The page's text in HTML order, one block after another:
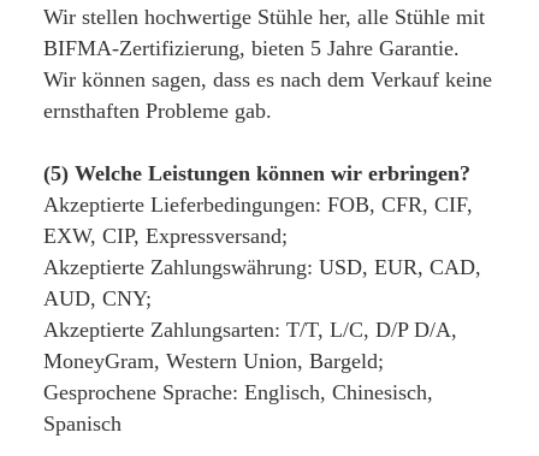
Wir stellen hochwertige Stühle her, alle Stühle mit
BIFMA-Zertifizierung, bieten 5 Jahre Garantie.
Wir können sagen, dass es nach dem Verkauf keine
ernsthaften Probleme gab.
(5) Welche Leistungen können wir erbringen?
Akzeptierte Lieferbedingungen: FOB, CFR, CIF,
EXW, CIP, Expressversand;
Akzeptierte Zahlungswährung: USD, EUR, CAD,
AUD, CNY;
Akzeptierte Zahlungsarten: T/T, L/C, D/P D/A,
MoneyGram, Western Union, Bargeld;
Gesprochene Sprache: Englisch, Chinesisch,
Spanisch